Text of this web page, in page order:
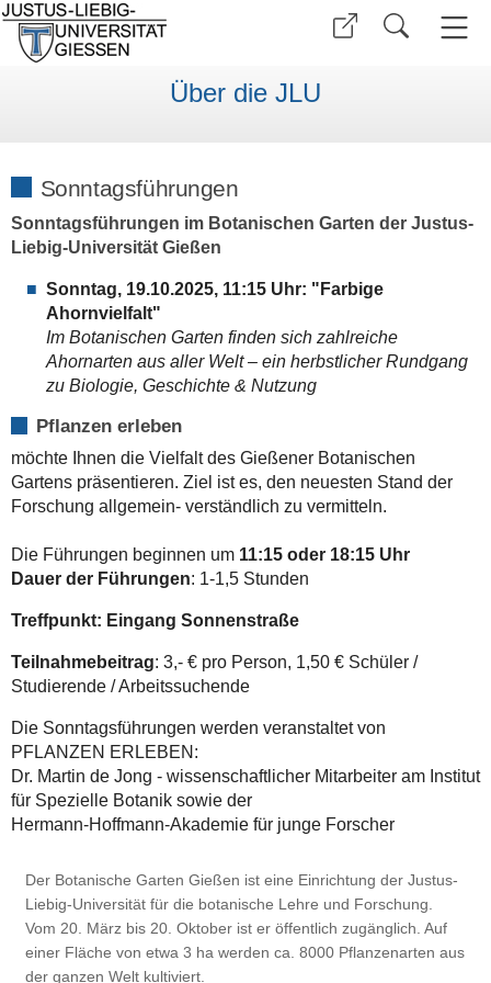
Über die JLU
Sonntagsführungen
Sonntagsführungen im Botanischen Garten der Justus-
Liebig-Universität Gießen
Sonntag, 19.10.2025, 11:15 Uhr: "Farbige
Ahornvielfalt"
Im Botanischen Garten finden sich zahlreiche
Ahornarten aus aller Welt – ein herbstlicher Rundgang
zu Biologie, Geschichte & Nutzung
Pflanzen erleben
möchte Ihnen die Vielfalt des Gießener Botanischen
Gartens präsentieren. Ziel ist es, den neuesten Stand der
Forschung allgemein- verständlich zu vermitteln.
Die Führungen beginnen um 11:15 oder 18:15 Uhr
Dauer der Führungen: 1-1,5 Stunden
Treffpunkt: Eingang Sonnenstraße
Teilnahmebeitrag: 3,- € pro Person, 1,50 € Schüler /
Studierende / Arbeitssuchende
Die Sonntagsführungen werden veranstaltet von
PFLANZEN ERLEBEN:
Dr. Martin de Jong - wissenschaftlicher Mitarbeiter am Institut
für Spezielle Botanik sowie der
Hermann-Hoffmann-Akademie für junge Forscher
Der Botanische Garten Gießen ist eine Einrichtung der Justus-
Liebig-Universität für die botanische Lehre und Forschung.
Vom 20. März bis 20. Oktober ist er öffentlich zugänglich. Auf
einer Fläche von etwa 3 ha werden ca. 8000 Pflanzenarten aus
der ganzen Welt kultiviert.